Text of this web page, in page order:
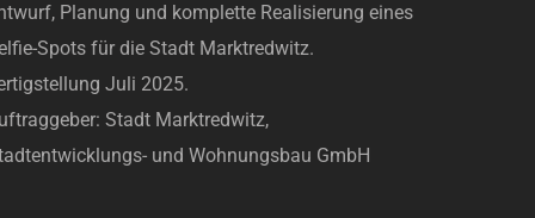
Planung und komplette Realisierung eines
Spots für die Stadt Marktredwitz.
Juli 2025.
Stadt Marktredwitz,
und Wohnungsbau GmbH